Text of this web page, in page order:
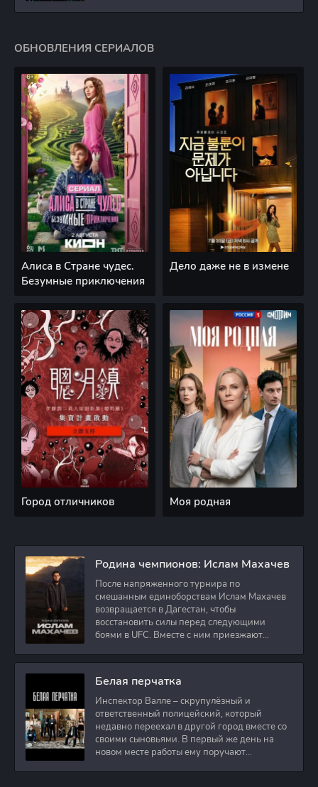
ОБНОВЛЕНИЯ СЕРИАЛОВ
Алиса в Стране чудес.
Безумные приключения
Дело даже не в измене
Город отличников Моя родная
Родина чемпионов: Ислам Махачев
После напряженного турнира по
смешанным единоборствам Ислам Махачев
возвращается в Дагестан, чтобы
восстановить силы перед следующими
боями в UFC. Вместе с ним приезжают
Белая перчатка
Инспектор Валле – скрупулёзный и
ответственный полицейский, который
недавно переехал в другой город вместе со
своими сыновьями. В первый же день на
новом месте работы ему поручают